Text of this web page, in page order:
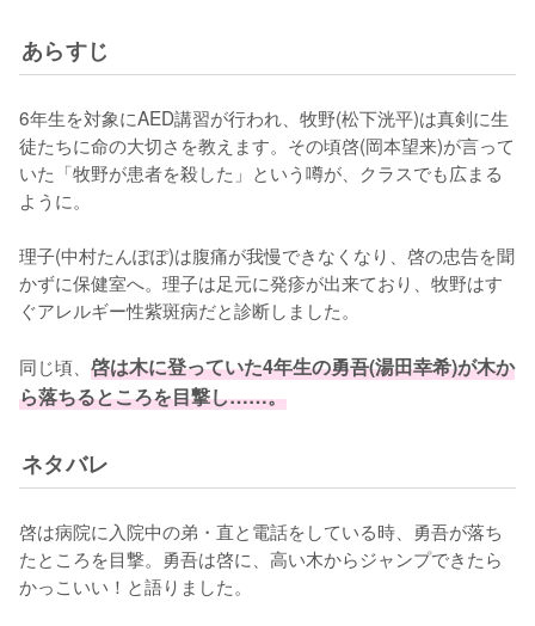
あらすじ
6年生を対象にAED講習が行われ、牧野(松下洸平)は真剣に生
徒たちに命の大切さを教えます。その頃啓(岡本望来)が言って
いた「牧野が患者を殺した」という噂が、クラスでも広まる
ように。
理子(中村たんぽぽ)は腹痛が我慢できなくなり、啓の忠告を聞
かずに保健室へ。理子は足元に発疹が出来ており、牧野はす
ぐアレルギー性紫斑病だと診断しました。
同じ頃、 啓は木に登っていた4年生の勇吾(湯田幸希)が木か
ら落ちるところを目撃し……。
ネタバレ
啓は病院に入院中の弟・直と電話をしている時、勇吾が落ち
たところを目撃。勇吾は啓に、高い木からジャンプできたら
かっこいい！と語りました。